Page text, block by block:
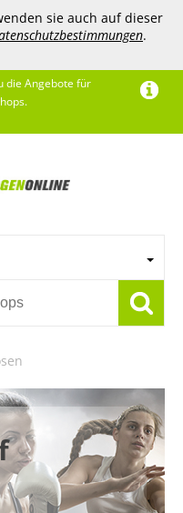
sie auch auf dieser
.
die Angebote für